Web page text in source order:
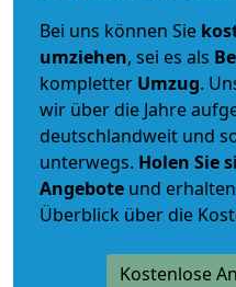
Bei uns können Sie
umziehen, sei es als
kompletter Umzug.
wir über die Jahre
deutschlandweit und
unterwegs. Holen Sie
Angebote und
Überblick über die
Kostenlose